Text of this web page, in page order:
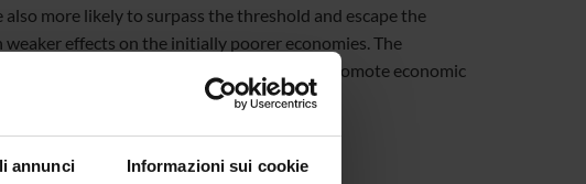
annunci Informazioni sui cookie
more likely to surpass the threshold and escape the
effects on the initially poorer economies. The
and policies would be needed to further promote economic